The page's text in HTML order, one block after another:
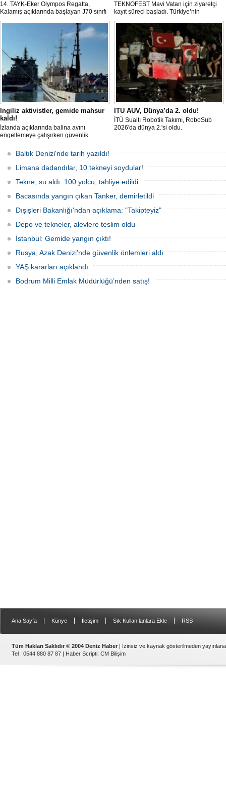
14. TAYK-Eker Olympos Regatta,
Kalamış açıklarında başlayan J70 sınıfı
yarışlarıyla ilk startını verdi. İstanbul'u 10
gün boyunca yelken coşkusuyla
buluşturacak organizasyonun ilk
gününde 9 tekne rüzgârla buluştu.
TEKNOFEST Mavi Vatan için ziyaretçi
kayıt süreci başladı. Türkiye’nin
denizcilik ve savunma teknolojilerine
odaklanan etkinliği, 20-23 Ağustos
tarihleri arasında Gölcük Tersanesi
Komutanlığı’nda gerçekleştirilecek.
İngiliz aktivistler, gemide mahsur
kaldı!
İzlanda açıklarında balina avını
engellemeye çalışırken güvenlik
protesto gemisindeki 21 çevre aktivisti,
günlerdir gemiden çıkmalarına izin
verilmediğini ve temel haklarının ihlal
edildiğini öne sürdü. Mürettebatta iki
Britanyalı aktivist de bulunuyor.
İTU AUV, Dünya’da 2. oldu!
İTÜ Sualtı Robotik Takımı, RoboSub
2026'da dünya 2.'si oldu.
Baltık Denizi'nde tarih yazıldı!
Limana dadandılar, 10 tekneyi soydular!
Tekne, su aldı: 100 yolcu, tahliye edildi
Bacasında yangın çıkan Tanker, demirletildi
Dışişleri Bakanlığı'ndan açıklama: "Takipteyiz"
Depo ve tekneler, alevlere teslim oldu
İstanbul: Gemide yangın çıktı!
Rusya, Azak Denizi'nde güvenlik önlemleri aldı
YAŞ kararları açıklandı
Bodrum Milli Emlak Müdürlüğü’nden satış!
Ana Sayfa Künye İletişim Sık Kullanılanlara Ekle RSS
Tüm Hakları Saklıdır © 2004 Deniz Haber | İzinsiz ve kaynak gösterilmeden
Tel : 0544 880 87 87 | Haber Scripti: CM Bilişim